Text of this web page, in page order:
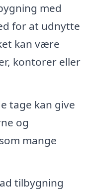
med
for at udnytte
kan være
kontorer eller
tage kan give
og
mange
tilbygning